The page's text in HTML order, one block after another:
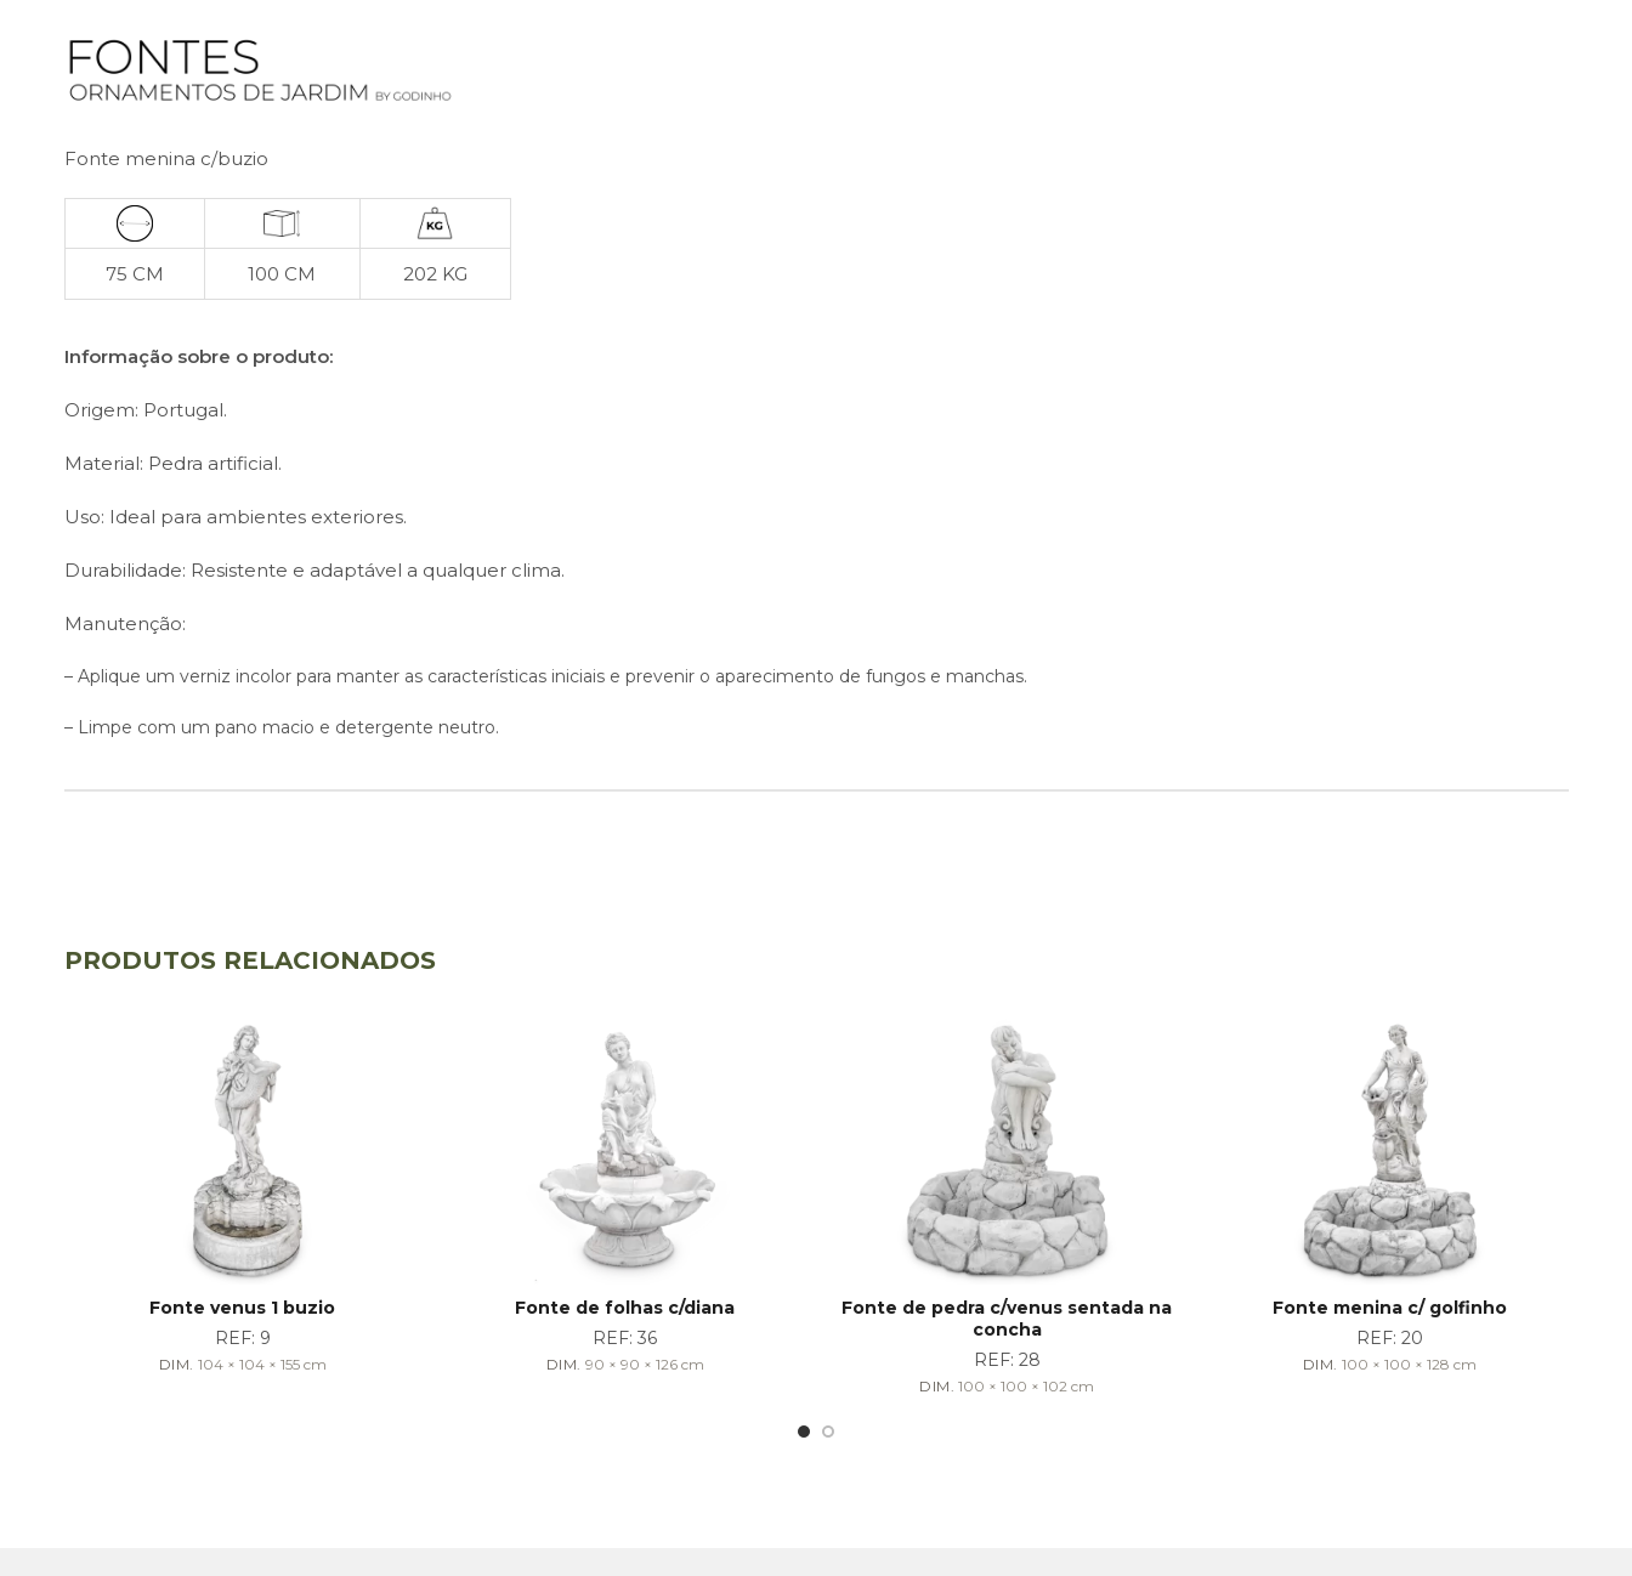
Fonte menina c/buzio
75 CM 100 CM 202 KG
Informação sobre o produto:
Origem: Portugal.
Material: Pedra artificial.
Uso: Ideal para ambientes exteriores.
Durabilidade: Resistente e adaptável a qualquer clima.
Manutenção:
– Aplique um verniz incolor para manter as características iniciais e prevenir o aparecimento de fungos e manchas.
– Limpe com um pano macio e detergente neutro.
PRODUTOS RELACIONADOS
Fonte venus 1 buzio
REF: 9
DIM. 104 × 104 × 155 cm
Fonte de folhas c/diana
REF: 36
DIM. 90 × 90 × 126 cm
Fonte de pedra c/venus sentada na
concha
REF: 28
DIM. 100 × 100 × 102cm
Fonte menina c/ golfinho
REF: 20
DIM. 100 × 100 × 128 cm